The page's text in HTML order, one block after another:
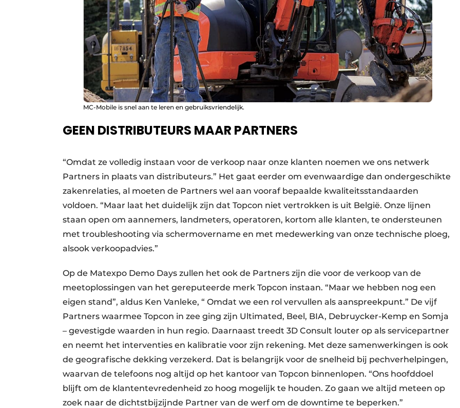
MC-Mobile is snel aan te leren en gebruiksvriendelijk.
GEEN DISTRIBUTEURS MAAR PARTNERS
“Omdat ze volledig instaan voor de verkoop naar onze klanten noemen we ons netwerk
Partners in plaats van distributeurs.” Het gaat eerder om evenwaardige dan ondergeschikte
zakenrelaties, al moeten de Partners wel aan vooraf bepaalde kwaliteitsstandaarden
voldoen. “Maar laat het duidelijk zijn dat Topcon niet vertrokken is uit België. Onze lijnen
staan open om aannemers, landmeters, operatoren, kortom alle klanten, te ondersteunen
met troubleshooting via schermovername en met medewerking van onze technische ploeg,
alsook verkoopadvies.”
Op de Matexpo Demo Days zullen het ook de Partners zijn die voor de verkoop van de
meetoplossingen van het gereputeerde merk Topcon instaan. “Maar we hebben nog een
eigen stand”, aldus Ken Vanleke, “ Omdat we een rol vervullen als aanspreekpunt.” De vijf
Partners waarmee Topcon in zee ging zijn Ultimated, Beel, BIA, Debruycker-Kemp en Somja
– gevestigde waarden in hun regio. Daarnaast treedt 3D Consult louter op als servicepartner
en neemt het interventies en kalibratie voor zijn rekening. Met deze samenwerkingen is ook
de geografische dekking verzekerd. Dat is belangrijk voor de snelheid bij pechverhelpingen,
waarvan de telefoons nog altijd op het kantoor van Topcon binnenlopen. “Ons hoofddoel
blijft om de klantentevredenheid zo hoog mogelijk te houden. Zo gaan we altijd meteen op
zoek naar de dichtstbijzijnde Partner van de werf om de downtime te beperken.”